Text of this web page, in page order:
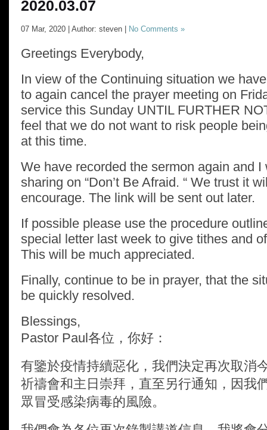
2020.03.07
07 Mar, 2020 | Author: steven | No Comments »
Greetings Everybody,
In view of the Continuing situation we
to again cancel the prayer meeting on
service this Sunday UNTIL FURTHER
feel that we do not want to risk people
at this time.
We have recorded the sermon again and I
sharing on “Don’t Be Afraid. “ We trust it
encourage. The link will be sent out later.
If possible please use the procedure
special letter last week to give tithes and
This will be much appreciated.
Finally, continue to be in prayer, that the
be quickly resolved.
Blessings,
Pastor Paul各位，你好：
有鑒於疫情持續惡化，我們決定再次取消
祈禱會和主日崇拜，直至另行通知，因我
眾冒受感染病毒的風險。